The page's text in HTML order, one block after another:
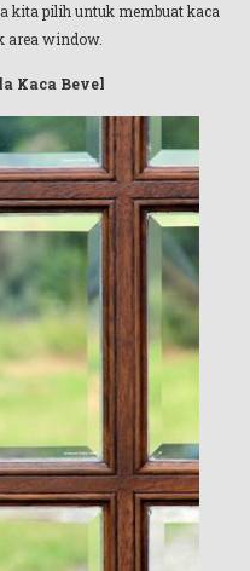
kita pilih untuk membuat kaca
area window.
Kaca Bevel